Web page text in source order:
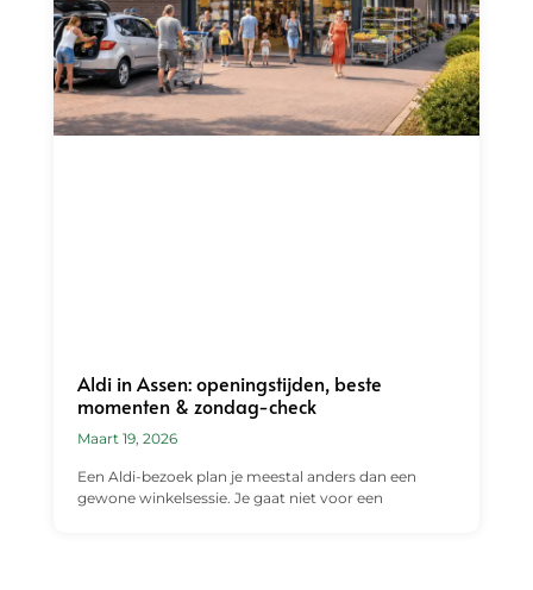
Aldi in Assen: openingstijden, beste
momenten & zondag-check
Maart 19, 2026
Een Aldi-bezoek plan je meestal anders dan een
gewone winkelsessie. Je gaat niet voor een